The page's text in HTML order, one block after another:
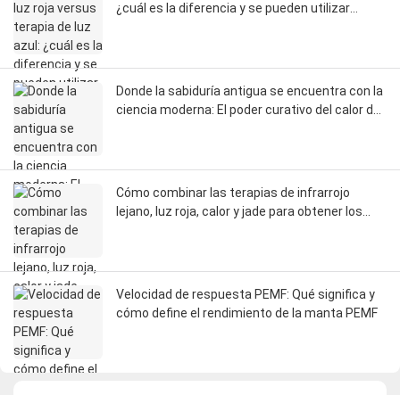
¿cuál es la diferencia y se pueden utilizar
Donde la sabiduría antigua se encuentra con la
ciencia moderna: El poder curativo del calor de
Cómo combinar las terapias de infrarrojo
lejano, luz roja, calor y jade para obtener los
Velocidad de respuesta PEMF: Qué significa y
cómo define el rendimiento de la manta PEMF